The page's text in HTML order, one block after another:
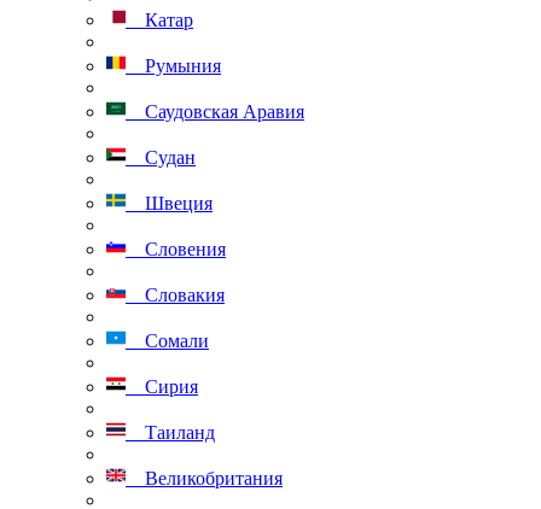
Катар
Румыния
Саудовская Аравия
Судан
Швеция
Словения
Словакия
Сомали
Сирия
Таиланд
Великобритания